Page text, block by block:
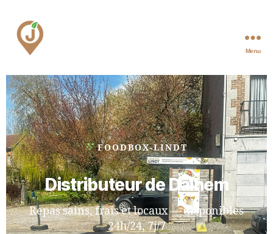
Menu
FOODBOX-LINDT
Distributeur de Dalhem
Repas sains, frais et locaux — disponibles
24h/24, 7j/7